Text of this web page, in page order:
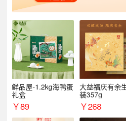
鲜品屋-1.2kg海鸭蛋
礼盒
￥89
大益福庆有余
装357g
￥268